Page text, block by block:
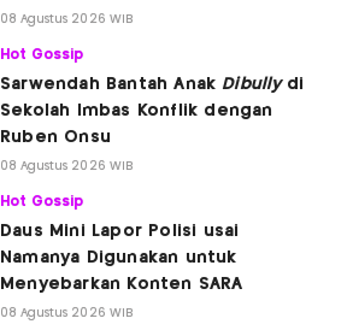
08 Agustus 2026 WIB
Hot Gossip
Sarwendah Bantah Anak Dibullydi
Sekolah Imbas Konflik dengan
Ruben Onsu
08 Agustus 2026 WIB
Hot Gossip
Daus Mini Lapor Polisi usai
Namanya Digunakan untuk
Menyebarkan Konten SARA
08 Agustus 2026 WIB